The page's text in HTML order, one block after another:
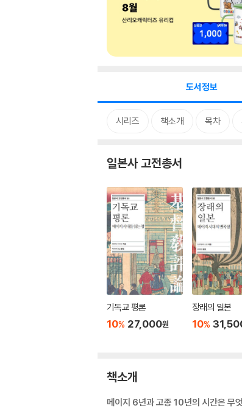
도서정보
시리즈 책소개 목차
일본사 고전총서
기독교 평론
10% 27,000원
장래의 일본
10%
책소개
메이지 6년과 고종 10년의 시간은 무